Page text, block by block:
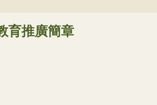
育推廣簡章